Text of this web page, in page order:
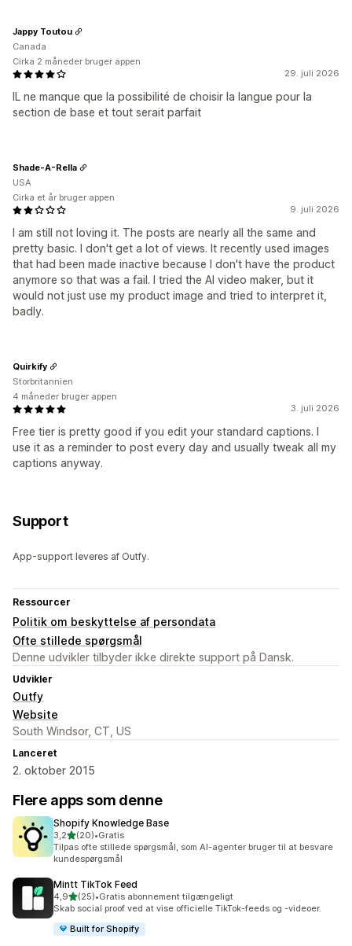
29. juli 2026
IL ne manque que la possibilité de choisir la langue pour la
section de base et tout serait parfait
Jappy Toutou
Canada
Cirka 2 måneder bruger appen
9. juli 2026
I am still not loving it. The posts are nearly all the same and
pretty basic. I don't get a lot of views. It recently used images
that had been made inactive because I don't have the product
anymore so that was a fail. I tried the AI video maker, but it
would not just use my product image and tried to interpret it,
badly.
Shade-A-Rella
USA
Cirka et år bruger appen
3. juli 2026
Free tier is pretty good if you edit your standard captions. I
use it as a reminder to post every day and usually tweak all my
captions anyway.
Quirkify
Storbritannien
4 måneder bruger appen
Support
App-support leveres af Outfy.
Ressourcer
Politik om beskyttelse af persondata
Ofte stillede spørgsmål
Denne udvikler tilbyder ikke direkte support på Dansk.
Udvikler
Outfy
Website
South Windsor, CT, US
Lanceret
2. oktober 2015
Flere apps som denne
Shopify Knowledge Base
3,2ud af 5 stjerner
(20)
20 anmeldelser i alt
•Gratis
Tilpas ofte stillede spørgsmål, som AI-agenter bruger til at besvare
kundespørgsmål
Mintt TikTok Feed
4,9ud af 5 stjerner
(25)
25 anmeldelser i alt
•Gratis abonnement tilgængeligt
Skab social proof ved at vise officielle TikTok-feeds og -videoer.
Built for Shopify